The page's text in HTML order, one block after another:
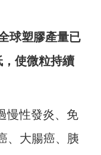
球塑膠產量已
使微粒持續
慢性發炎、免
、大腸癌、胰